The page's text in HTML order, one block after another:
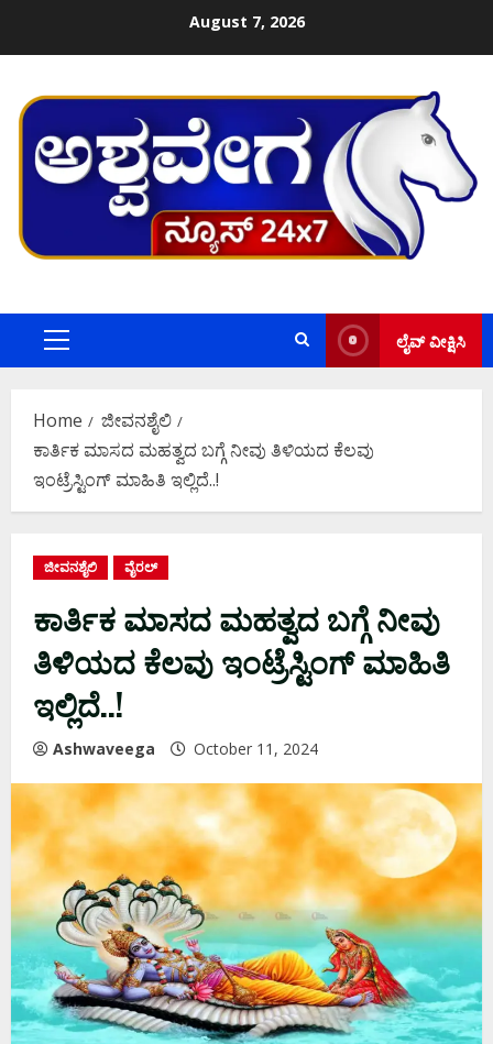
August 7, 2026
Primary
ಲೈವ್ ವೀಕ್ಷಿಸಿ
Home
ಜೀವನಶೈಲಿ
ಕಾರ್ತಿಕ ಮಾಸದ ಮಹತ್ವದ ಬಗ್ಗೆ ನೀವು ತಿಳಿಯದ ಕೆಲವು
ಇಂಟ್ರೆಸ್ಟಿಂಗ್ ಮಾಹಿತಿ ಇಲ್ಲಿದೆ..!
ಜೀವನಶೈಲಿ ವೈರಲ್
ಕಾರ್ತಿಕ ಮಾಸದ ಮಹತ್ವದ ಬಗ್ಗೆ ನೀವು
ತಿಳಿಯದ ಕೆಲವು ಇಂಟ್ರೆಸ್ಟಿಂಗ್ ಮಾಹಿತಿ
ಇಲ್ಲಿದೆ..!
Ashwaveega October 11, 2024